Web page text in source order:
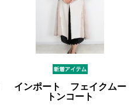
インポート フェイクムー
トンコート